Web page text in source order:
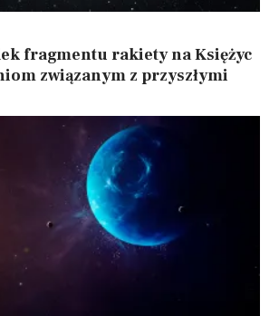
fragmentu rakiety na Księżyc
związanym z przyszłymi